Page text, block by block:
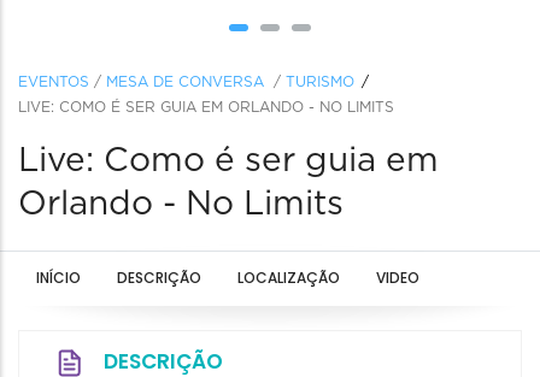
EVENTOS / MESA DE CONVERSA / TURISMO
LIVE: COMO É SER GUIA EM ORLANDO - NO LIMITS
Live: Como é ser guia em
Orlando - No Limits
INÍCIO DESCRIÇÃO LOCALIZAÇÃO VIDEO
DESCRIÇÃO